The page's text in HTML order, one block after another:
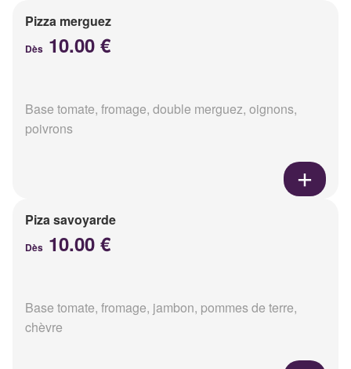
Pizza merguez
Dès 10.00 €
Base tomate, fromage, double merguez, oignons,
poivrons
Piza savoyarde
Dès 10.00 €
Base tomate, fromage, jambon, pommes de terre,
chèvre